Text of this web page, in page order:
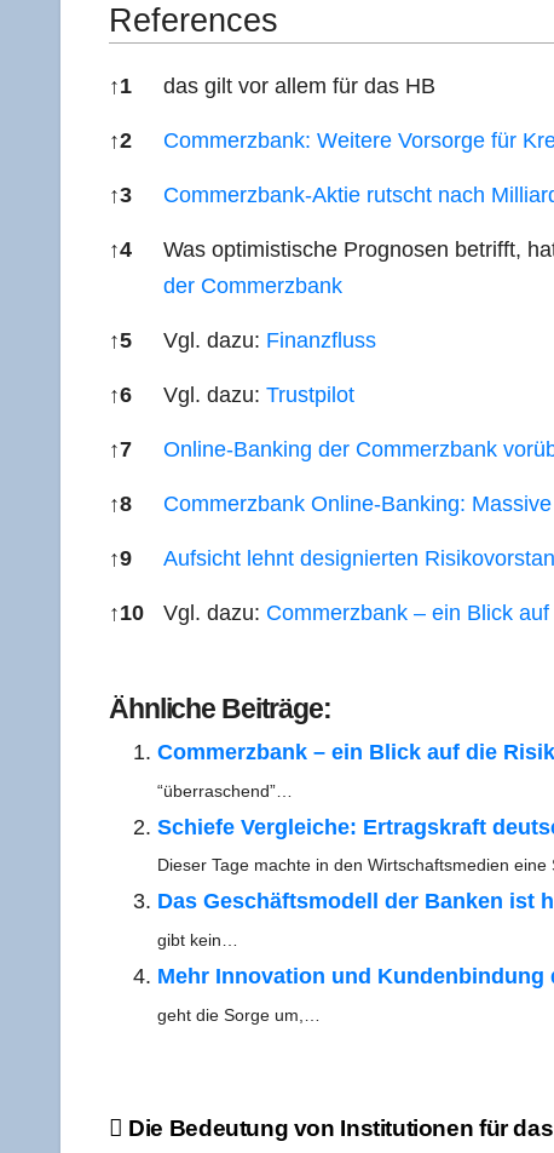
Refe­ren­ces
↑1 das gilt vor allem für das HB
↑2 Com­merz­bank: Wei­te­re Vor­sor­ge für
↑3 Com­merz­bank-Aktie rutscht nach
↑4 Was opti­mis­ti­sche Pro­gno­sen betrifft,
der Commerzbank
↑5 Vgl. dazu: Finanz­fluss
↑6 Vgl. dazu: Trust­pi­lot
↑7 Online-Ban­king der Com­merz­bank
↑8 Com­merz­bank Online-Ban­king:
↑9 Auf­sicht lehnt desi­gnier­ten
↑10 Vgl. dazu: Com­merz­bank – ein Blick
Ähn­li­che Beiträge:
Com­merz­bank – ein Blick auf die
“über­ra­schend”…
Schie­fe Ver­glei­che: Ertrags­kraft
Die­ser Tage mach­te in den Wirt­schafts­me­di­en
Das Geschäfts­mo­dell der Ban­ken ist
gibt kein…
Mehr Inno­va­ti­on und Kun­den­bin­dung
geht die Sor­ge um,…
Beitragsnavigation
Die Bedeu­tung von Insti­tu­tio­nen für